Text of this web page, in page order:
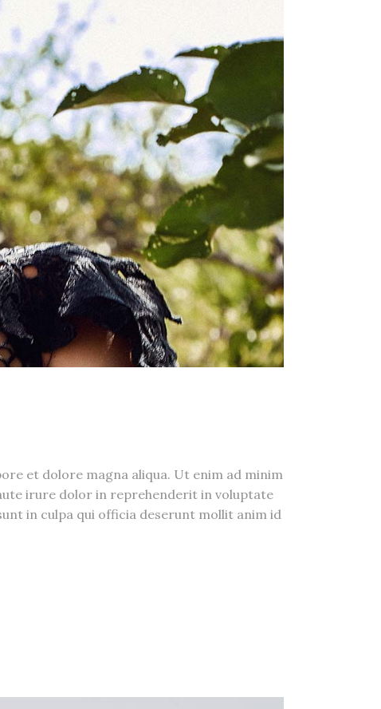
et dolore magna aliqua. Ut enim ad minim
irure dolor in reprehenderit in voluptate
in culpa qui officia deserunt mollit anim id